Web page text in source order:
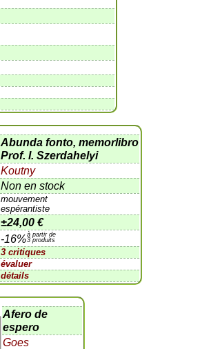
Abunda fonto, memorlibro
Prof. I. Szerdahelyi
Koutny
Non en stock
mouvement
espérantiste
±24,00 €
-16%à partir de
3 produits
3 critiques
évaluer
détails
Afero de
espero
Goes